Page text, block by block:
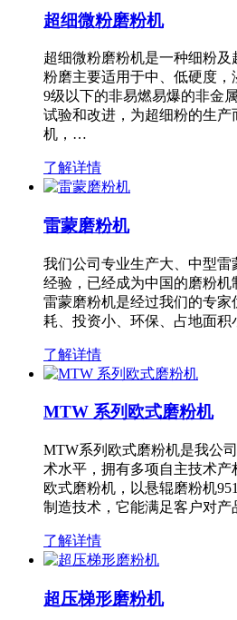
超细微粉磨粉机
超细微粉磨粉机是一种细粉
粉磨主要适用于中、低硬度，
9级以下的非易燃易爆的非金
试验和改进，为超细粉的生
机，…
了解详情
雷蒙磨粉机
我们公司专业生产大、中型雷
经验，已经成为中国的磨粉机
雷蒙磨粉机是经过我们的专
耗、投资小、环保、占地面
了解详情
MTW 系列欧式磨粉机
MTW系列欧式磨粉机是我公
术水平，拥有多项自主技术
欧式磨粉机，以悬辊磨粉机
制造技术，它能满足客户对
了解详情
超压梯形磨粉机